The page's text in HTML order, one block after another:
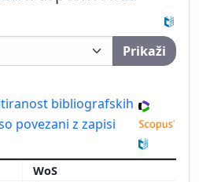
Prikaži
bibliografskih
povezani z zapisi
WoS